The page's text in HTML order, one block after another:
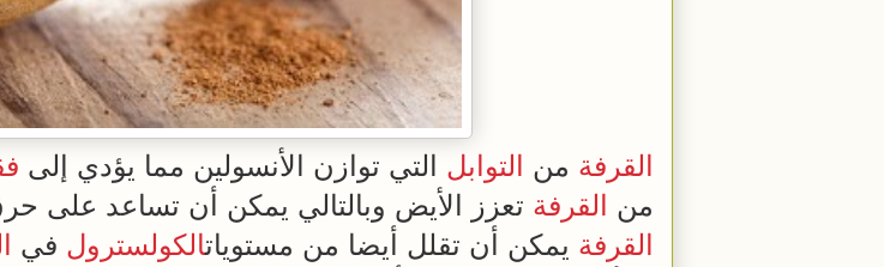
القرفة من التوابل التي توازن الأنسولين مما يؤدي إلى
من
القرفة تعزز الأيض وبالتالي يمكن أن تساعد على
القرفة يمكن أن تقلل أيضا من مستوياتالكولسترول في